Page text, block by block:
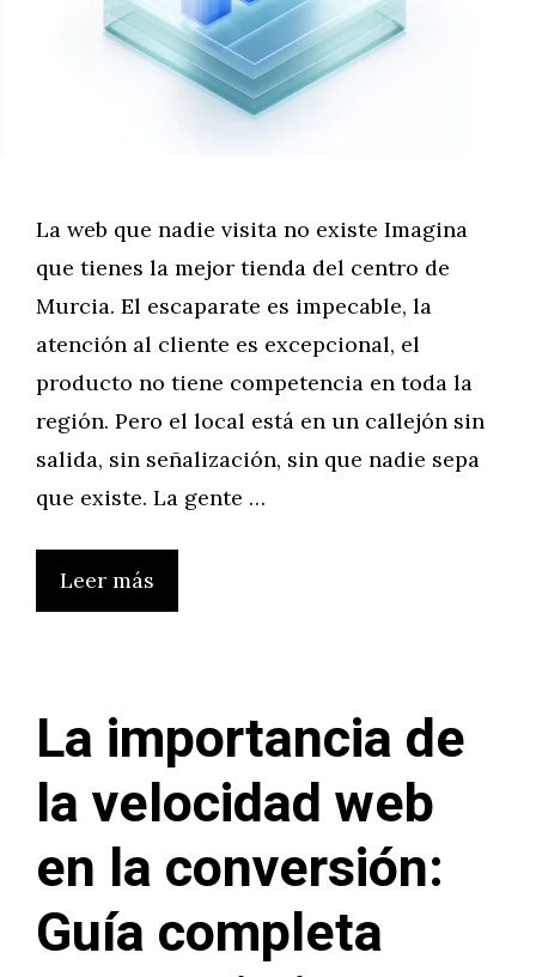
La web que nadie visita no existe Imagina
que tienes la mejor tienda del centro de
Murcia. El escaparate es impecable, la
atención al cliente es excepcional, el
producto no tiene competencia en toda la
región. Pero el local está en un callejón sin
salida, sin señalización, sin que nadie sepa
que existe. La gente …
Leer más
La importancia de
la velocidad web
en la conversión:
Guía completa